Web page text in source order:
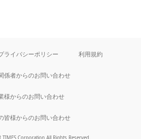
ライバシーポリシー 利用規約
係者からのお問い合わせ
様からのお問い合わせ
皆様からのお問い合わせ